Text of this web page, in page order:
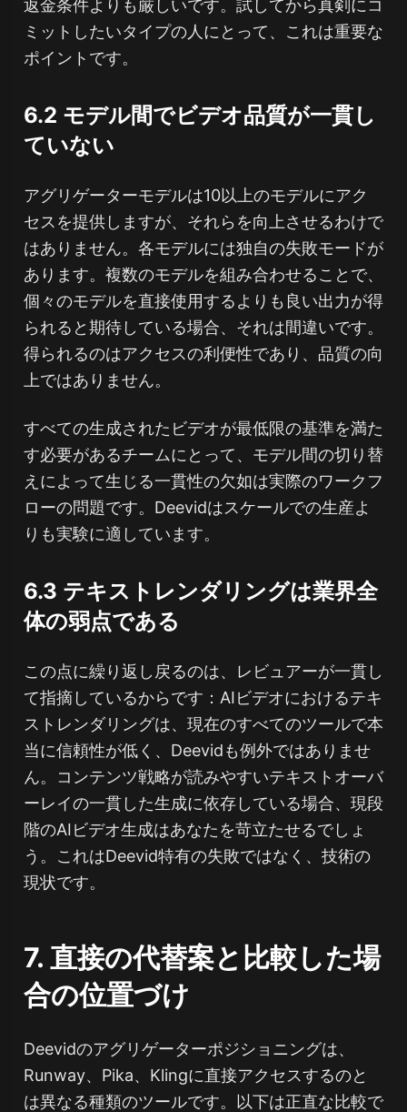
返金条件よりも厳しいです。試してから真剣にコ
ミットしたいタイプの人にとって、これは重要な
ポイントです。
6.2 モデル間でビデオ品質が一貫し
ていない
アグリゲーターモデルは10以上のモデルにアク
セスを提供しますが、それらを向上させるわけで
はありません。各モデルには独自の失敗モードが
あります。複数のモデルを組み合わせることで、
個々のモデルを直接使用するよりも良い出力が得
られると期待している場合、それは間違いです。
得られるのはアクセスの利便性であり、品質の向
上ではありません。
すべての生成されたビデオが最低限の基準を満た
す必要があるチームにとって、モデル間の切り替
えによって生じる一貫性の欠如は実際のワークフ
ローの問題です。Deevidはスケールでの生産よ
りも実験に適しています。
6.3 テキストレンダリングは業界全
体の弱点である
この点に繰り返し戻るのは、レビュアーが一貫し
て指摘しているからです：AIビデオにおけるテキ
ストレンダリングは、現在のすべてのツールで本
当に信頼性が低く、Deevidも例外ではありませ
ん。コンテンツ戦略が読みやすいテキストオーバ
ーレイの一貫した生成に依存している場合、現段
階のAIビデオ生成はあなたを苛立たせるでしょ
う。これはDeevid特有の失敗ではなく、技術の
現状です。
7. 直接の代替案と比較した場
合の位置づけ
Deevidのアグリゲーターポジショニングは、
Runway、Pika、Klingに直接アクセスするのと
は異なる種類のツールです。以下は正直な比較で